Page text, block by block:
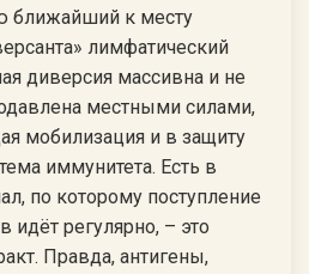
ближайший к месту
лимфатический
диверсия массивна и не
местными силами,
мобилизация и в защиту
иммунитета. Есть в
по которому поступление
регулярно, – это
Правда, антигены,